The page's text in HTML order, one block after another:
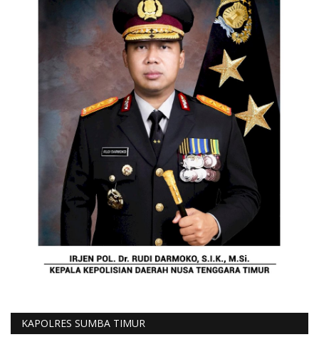
KAPOLRES SUMBA TIMUR